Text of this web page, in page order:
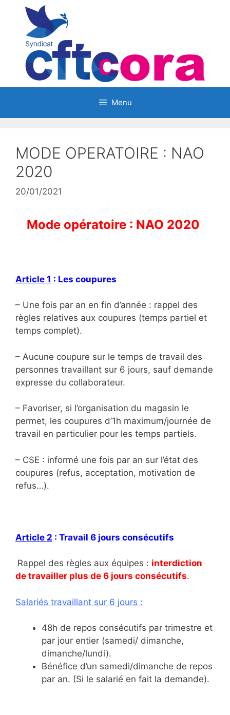
contenu
Menu
MODE OPERATOIRE : NAO
2020
20/01/2021
Mode opératoire : NAO 2020
Article 1 : Les coupures
– Une fois par an en fin d’année : rappel des
règles relatives aux coupures (temps partiel et
temps complet).
– Aucune coupure sur le temps de travail des
personnes travaillant sur 6 jours, sauf demande
expresse du collaborateur.
– Favoriser, si l’organisation du magasin le
permet, les coupures d’1h maximum/journée de
travail en particulier pour les temps partiels.
– CSE : informé une fois par an sur l’état des
coupures (refus, acceptation, motivation de
refus…).
Article 2 : Travail 6 jours consécutifs
Rappel des règles aux équipes : interdiction
de travailler plus de 6 jours consécutifs.
Salariés travaillant sur 6 jours :
48h de repos consécutifs par trimestre et
par jour entier (samedi/ dimanche,
dimanche/lundi).
Bénéfice d’un samedi/dimanche de repos
par an. (Si le salarié en fait la demande).